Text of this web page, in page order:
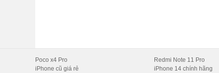
Poco x4 Pro
iPhone cũ giá rẻ
Redmi Note 11 Pro
iPhone 14 chính hãng